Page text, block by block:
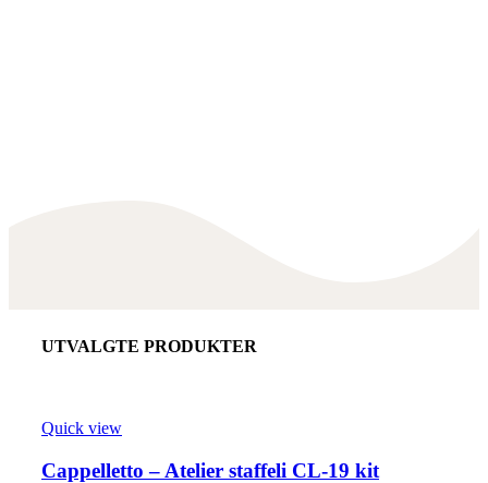
UTVALGTE PRODUKTER
Quick view
Cappelletto – Atelier staffeli CL-19 kit